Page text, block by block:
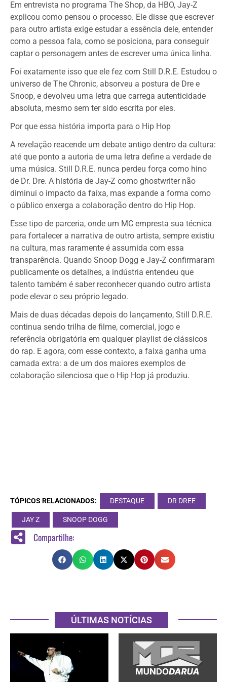
Em entrevista no programa The Shop, da HBO, Jay-Z
explicou como pensou o processo. Ele disse que escrever
para outro artista exige estudar a essência dele, entender
como a pessoa fala, como se posiciona, para conseguir
captar o personagem antes de escrever uma única linha.
Foi exatamente isso que ele fez com Still D.R.E. Estudou o
universo de The Chronic, absorveu a postura de Dre e
Snoop, e devolveu uma letra que carrega autenticidade
absoluta, mesmo sem ter sido escrita por eles.
Por que essa história importa para o Hip Hop
A revelação reacende um debate antigo dentro da cultura:
até que ponto a autoria de uma letra define a verdade de
uma música. Still D.R.E. nunca perdeu força como hino
de Dr. Dre. A história de Jay-Z como ghostwriter não
diminui o impacto da faixa, mas expande a forma como
o público enxerga a colaboração dentro do Hip Hop.
Esse tipo de parceria, onde um MC empresta sua técnica
para fortalecer a narrativa de outro artista, sempre existiu
na cultura, mas raramente é assumida com essa
transparência. Quando Snoop Dogg e Jay-Z confirmaram
publicamente os detalhes, a indústria entendeu que
talento também é saber reconhecer quando outro artista
pode elevar o seu próprio legado.
Mais de duas décadas depois do lançamento, Still D.R.E.
continua sendo trilha de filme, comercial, jogo e
referência obrigatória em qualquer playlist de clássicos
do rap. E agora, com esse contexto, a faixa ganha uma
camada extra: a de um dos maiores exemplos de
colaboração silenciosa que o Hip Hop já produziu.
TÓPICOS RELACIONADOS: DESTAQUE DR DREE
JAY Z SNOOP DOGG
Compartilhe:
ÚLTIMAS NOTÍCIAS